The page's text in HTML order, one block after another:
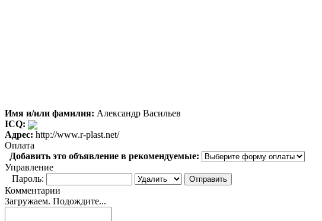
Имя и/или фамилия: Александр Васильев
ICQ:
Адрес: http://www.r-plast.net/
Оплата
Добавить это объявление в рекомендуемые:
Управление
Пароль:
Комментарии
Загружаем. Подождите...